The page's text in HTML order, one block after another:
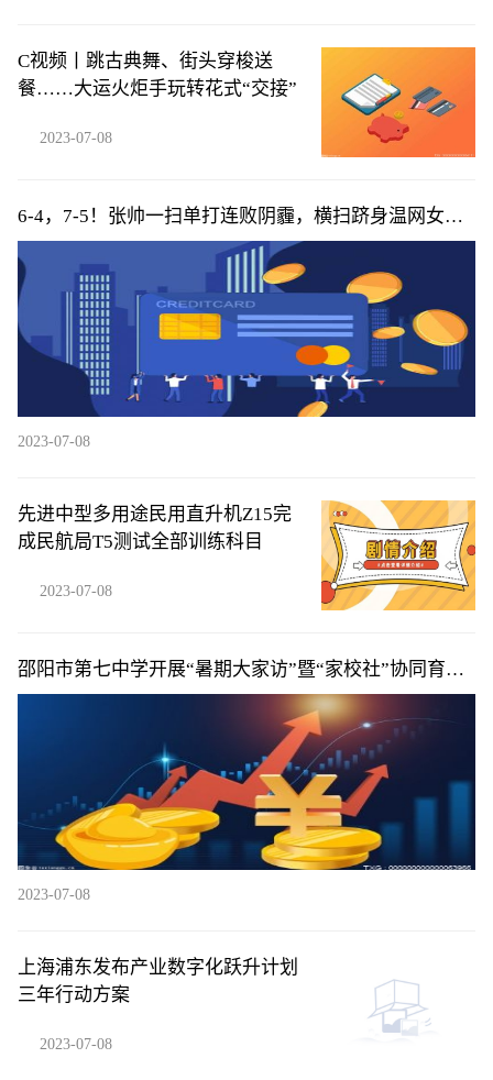
C视频丨跳古典舞、街头穿梭送
餐……大运火炬手玩转花式“交接”
2023-07-08
6-4，7-5！张帅一扫单打连败阴霾，横扫跻身温网女双
16强
2023-07-08
先进中型多用途民用直升机Z15完
成民航局T5测试全部训练科目
2023-07-08
邵阳市第七中学开展“暑期大家访”暨“家校社”协同育人
活动
2023-07-08
上海浦东发布产业数字化跃升计划
三年行动方案
2023-07-08